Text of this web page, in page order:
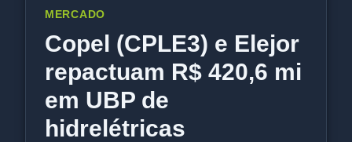
MERCADO
Copel (CPLE3) e Elejor
repactuam R$ 420,6 mi
em UBP de
hidrelétricas